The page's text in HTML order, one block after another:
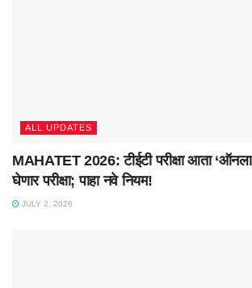
ALL UPDATES
MAHATET 2026: टीईटी परीक्षा आता
घेणार परीक्षा; पाहा नवे नियम!
JULY 2, 2026